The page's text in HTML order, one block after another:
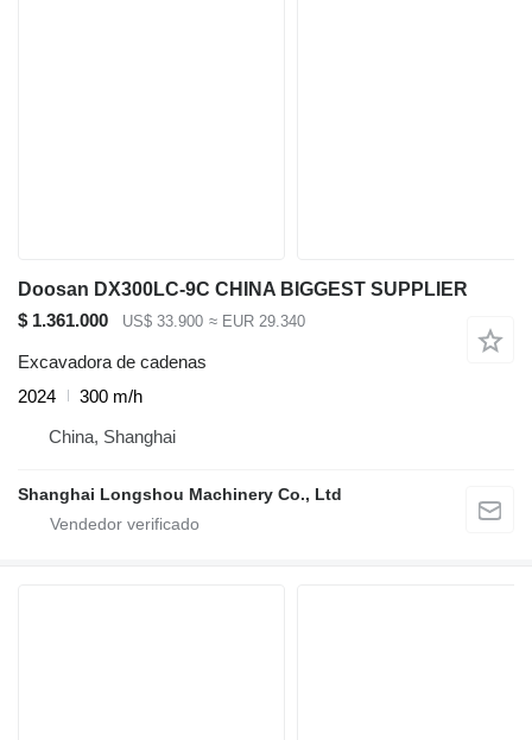
Doosan DX300LC-9C CHINA BIGGEST SUPPLIER
$ 1.361.000
US$ 33.900 ≈ EUR 29.340
Excavadora de cadenas
2024
300 m/h
China, Shanghai
Shanghai Longshou Machinery Co., Ltd